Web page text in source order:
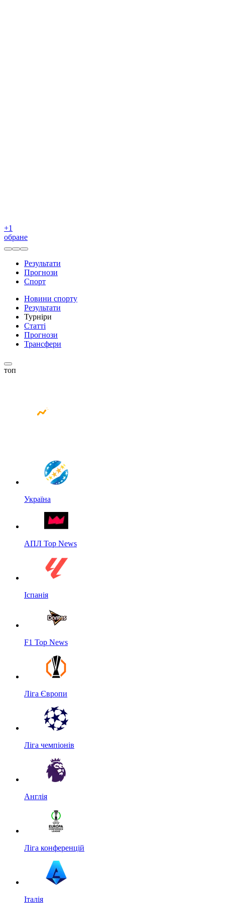
+1
обране
Результати
Прогнози
Спорт
Новини спорту
Результати
Турніри
Статті
Прогнози
Трансфери
топ
Україна
АПЛ Top News
Іспанія
F1 Top News
Ліга Європи
Ліга чемпіонів
Англія
Ліга конференцій
Італія